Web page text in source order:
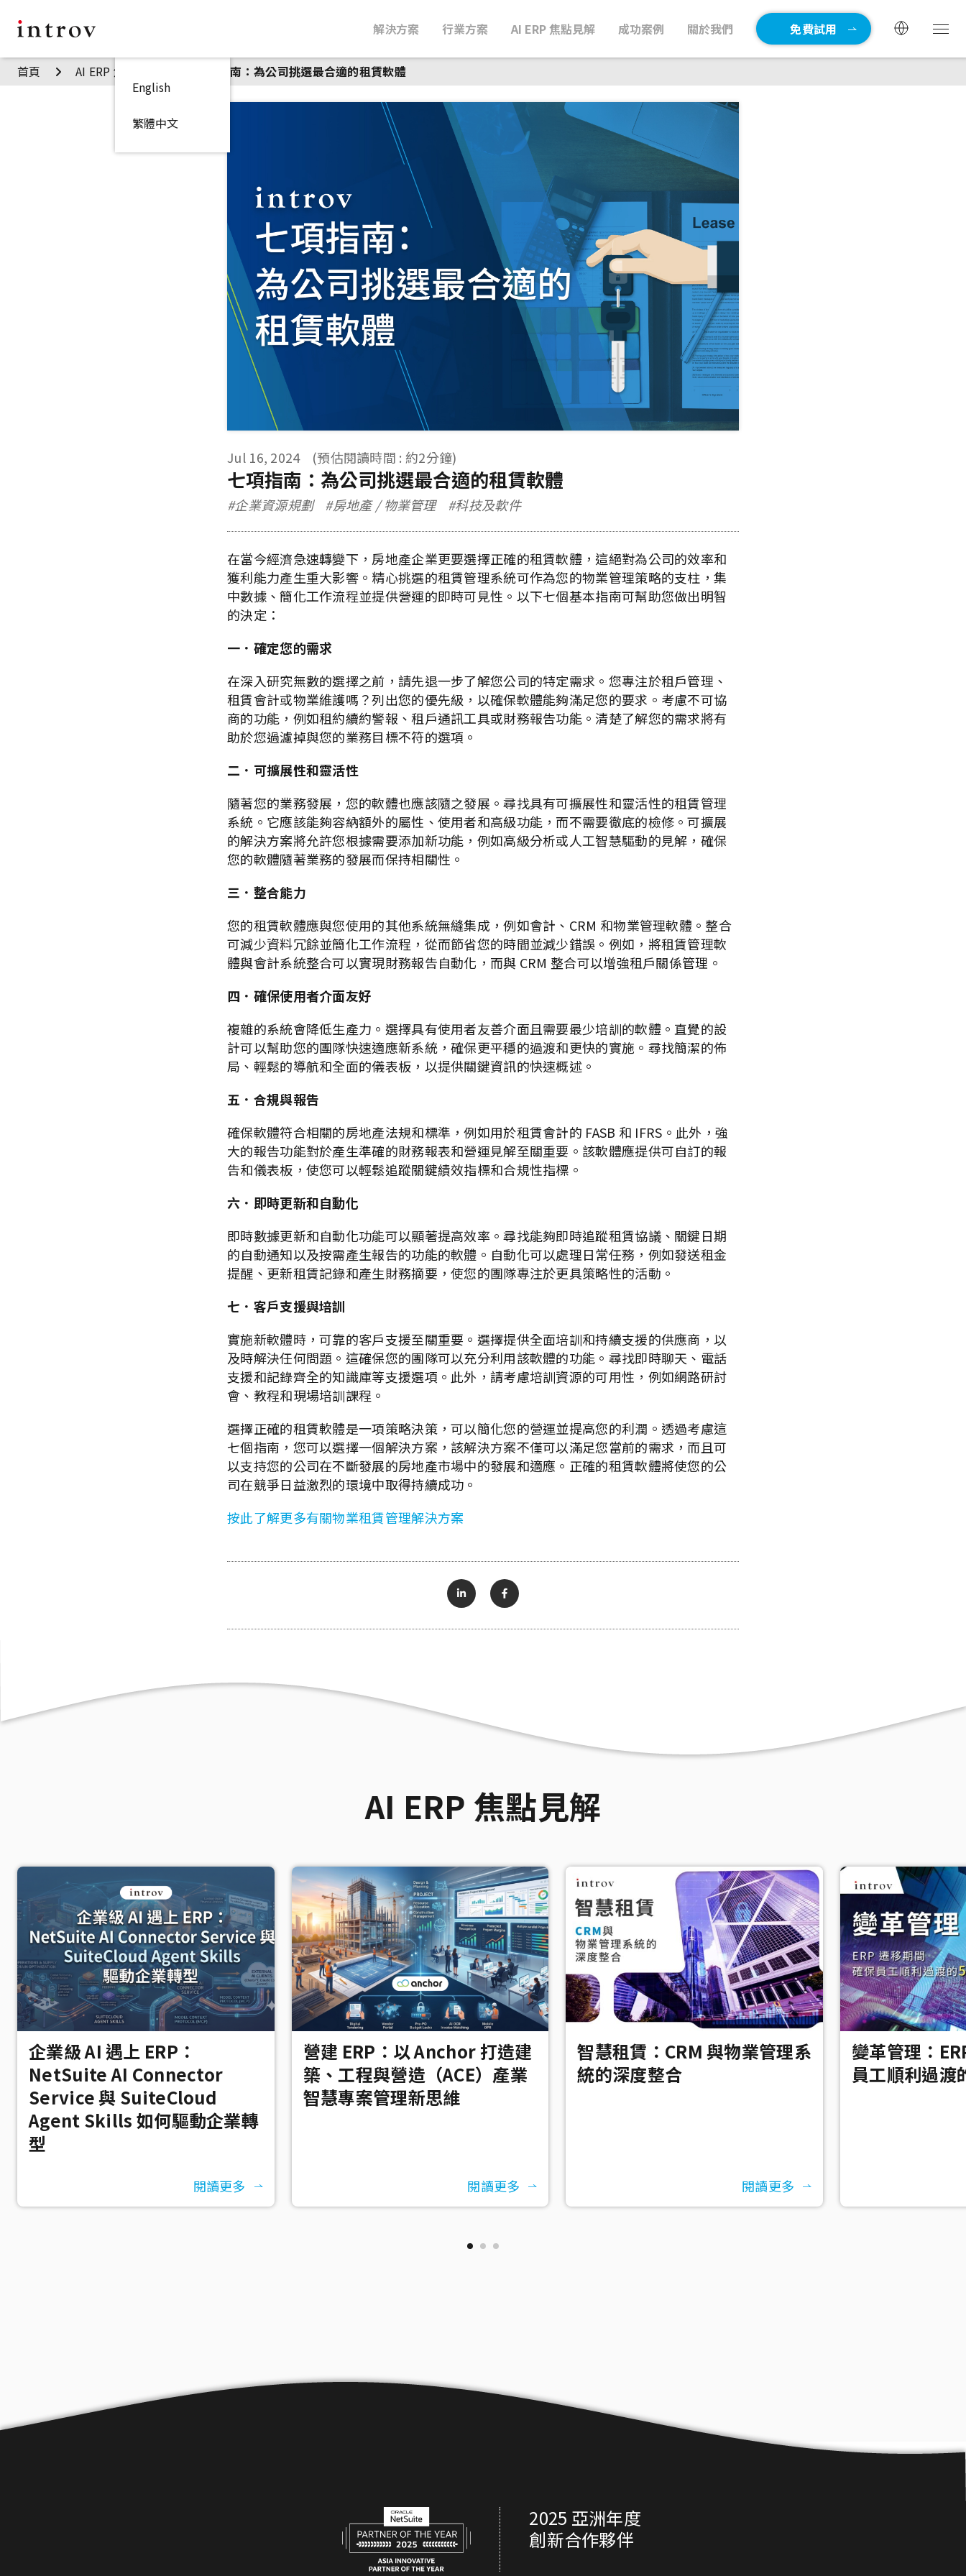
解決方案 行業方案 AI ERP 焦點見解 成功案例 關於我們 免費試用
English
繁體中文
首頁 AI ERP 焦點見解 七項指南：為公司挑選最合適的租賃軟體
Jul 16, 2024 (預估閱讀時間 : 約2分鐘)
七項指南：為公司挑選最合適的租賃軟體
#企業資源規劃 #房地產 / 物業管理 #科技及軟件
在當今經濟急速轉變下，房地產企業更要選擇正確的租賃軟體，這絕對為公司的效率和
獲利能力產生重大影響。精心挑選的租賃管理系統可作為您的物業管理策略的支柱，集
中數據、簡化工作流程並提供營運的即時可見性。以下七個基本指南可幫助您做出明智
的決定：
一．確定您的需求
在深入研究無數的選擇之前，請先退一步了解您公司的特定需求。您專注於租戶管理、
租賃會計或物業維護嗎？列出您的優先級，以確保軟體能夠滿足您的要求。考慮不可協
商的功能，例如租約續約警報、租戶通訊工具或財務報告功能。清楚了解您的需求將有
助於您過濾掉與您的業務目標不符的選項。
二．可擴展性和靈活性
隨著您的業務發展，您的軟體也應該隨之發展。尋找具有可擴展性和靈活性的租賃管理
系統。它應該能夠容納額外的屬性、使用者和高級功能，而不需要徹底的檢修。可擴展
的解決方案將允許您根據需要添加新功能，例如高級分析或人工智慧驅動的見解，確保
您的軟體隨著業務的發展而保持相關性。
三．整合能力
您的租賃軟體應與您使用的其他系統無縫集成，例如會計、CRM 和物業管理軟體。整合
可減少資料冗餘並簡化工作流程，從而節省您的時間並減少錯誤。例如，將租賃管理軟
體與會計系統整合可以實現財務報告自動化，而與 CRM 整合可以增強租戶關係管理。
四．確保使用者介面友好
複雜的系統會降低生產力。選擇具有使用者友善介面且需要最少培訓的軟體。直覺的設
計可以幫助您的團隊快速適應新系統，確保更平穩的過渡和更快的實施。尋找簡潔的佈
局、輕鬆的導航和全面的儀表板，以提供關鍵資訊的快速概述。
五．合規與報告
確保軟體符合相關的房地產法規和標準，例如用於租賃會計的 FASB 和 IFRS。此外，強
大的報告功能對於產生準確的財務報表和營運見解至關重要。該軟體應提供可自訂的報
告和儀表板，使您可以輕鬆追蹤關鍵績效指標和合規性指標。
六．即時更新和自動化
即時數據更新和自動化功能可以顯著提高效率。尋找能夠即時追蹤租賃協議、關鍵日期
的自動通知以及按需產生報告的功能的軟體。自動化可以處理日常任務​​，例如發送租金
提醒、更新租賃記錄和產生財務摘要，使您的團隊專注於更具策略性的活動。
七．客戶支援與培訓
實施新軟體時，可靠的客戶支援至關重要。選擇提供全面培訓和持續支援的供應商，以
及時解決任何問題。這確保您的團隊可以充分利用該軟體的功能。尋找即時聊天、電話
支援和記錄齊全的知識庫等支援選項。此外，請考慮培訓資源的可用性，例如網路研討
會、教程和現場培訓課程。
選擇正確的租賃軟體是一項策略決策，可以簡化您的營運並提高您的利潤。透過考慮這
七個指南，您可以選擇一個解決方案，該解決方案不僅可以滿足您當前的需求，而且可
以支持您的公司在不斷發展的房地產市場中的發展和適應。正確的租賃軟體將使您的公
司在競爭日益激烈的環境中取得持續成功。
按此了解更多有關物業租賃管理解決方案
AI ERP 焦點見解
企業級 AI 遇上 ERP：
NetSuite AI Connector
Service 與 SuiteCloud
Agent Skills 如何驅動企業轉
型
閱讀更多
營建 ERP：以 Anchor 打造建
築、工程與營造（ACE）產業
智慧專案管理新思維
閱讀更多
智慧租賃：CRM 與物業管理系
統的深度整合
閱讀更多
變革管理：
員工順利過渡
2025 亞洲年度
創新合作夥伴